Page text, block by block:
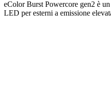
eColor Burst Powercore gen2 è
LED per esterni a emissione